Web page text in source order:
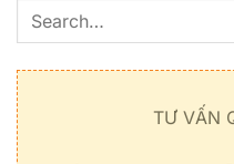
TƯ VẤN